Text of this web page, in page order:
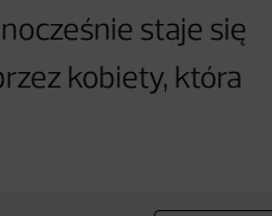
staje się
kobiety, która